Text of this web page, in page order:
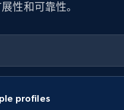
性和可靠性。
profiles